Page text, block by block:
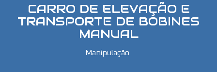
CARRO DE ELEVAÇÃO E
TRANSPORTE DE BOBINES
MANUAL
Manipulação